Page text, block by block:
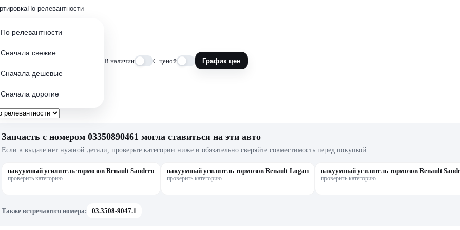
По релевантности
По релевантности
Сначала свежие
Сначала дешевые
Сначала дорогие
В наличии С ценой График цен
Запчасть с номером 03350890461 могла ставиться на эти авто
Если в выдаче нет нужной детали, проверьте категории ниже и обязательно сверяйте совместимость перед покупкой.
вакуумный усилитель тормозов Renault Sandero
проверить категорию
вакуумный усилитель тормозов Renault Logan
проверить категорию
вакуумный усилитель тормозов Renault
проверить категорию
Также встречаются номера: 03.3508-9047.1